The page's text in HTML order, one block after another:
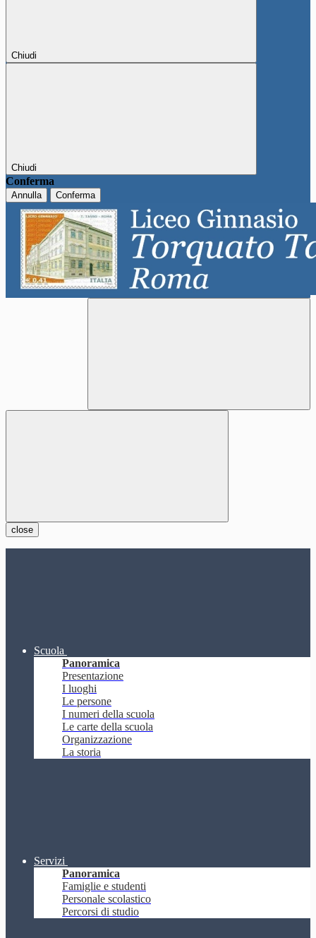
Chiudi
Chiudi
Conferma
Annulla Conferma
close
Scuola
Panoramica
Presentazione
I luoghi
Le persone
I numeri della scuola
Le carte della scuola
Organizzazione
La storia
Servizi
Panoramica
Famiglie e studenti
Personale scolastico
Percorsi di studio